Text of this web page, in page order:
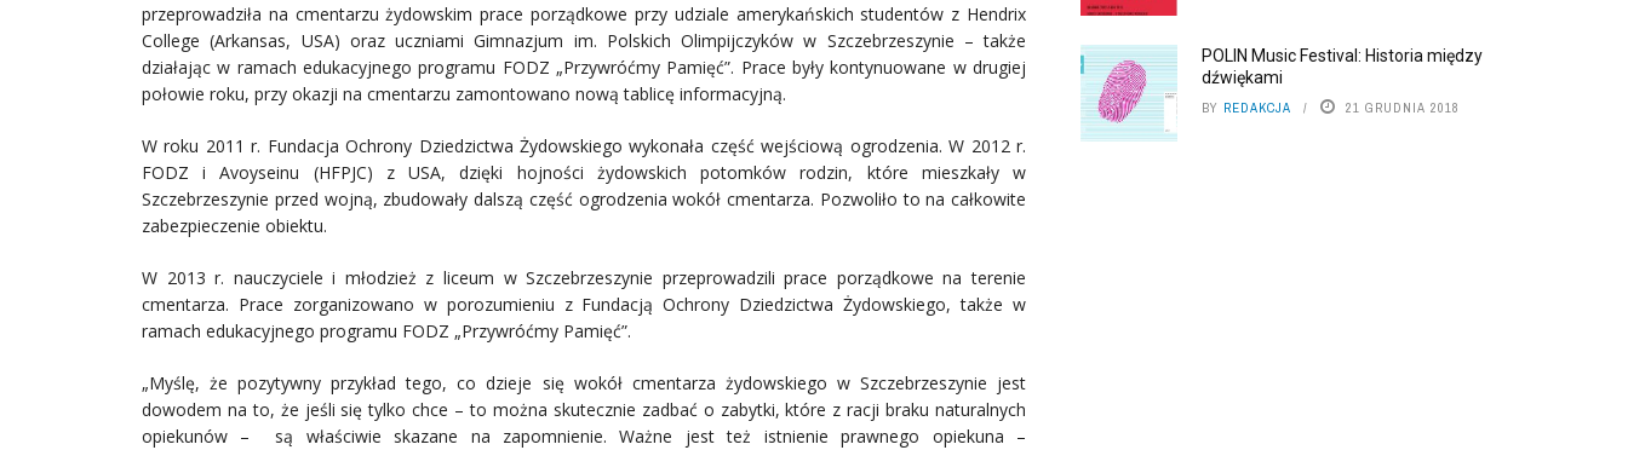
przeprowadziła na cmentarzu żydowskim prace porządkowe przy udziale amerykańskich studentów z Hendrix
College (Arkansas, USA) oraz uczniami Gimnazjum im. Polskich Olimpijczyków w Szczebrzeszynie – także
działając w ramach edukacyjnego programu FODZ „Przywróćmy Pamięć”. Prace były kontynuowane w drugiej
połowie roku, przy okazji na cmentarzu zamontowano nową tablicę informacyjną.
W roku 2011 r. Fundacja Ochrony Dziedzictwa Żydowskiego wykonała część wejściową ogrodzenia. W 2012 r.
FODZ i Avoyseinu (HFPJC) z USA, dzięki hojności żydowskich potomków rodzin, które mieszkały w
Szczebrzeszynie przed wojną, zbudowały dalszą część ogrodzenia wokół cmentarza. Pozwoliło to na całkowite
zabezpieczenie obiektu.
W 2013 r. nauczyciele i młodzież z liceum w Szczebrzeszynie przeprowadzili prace porządkowe na terenie
cmentarza. Prace zorganizowano w porozumieniu z Fundacją Ochrony Dziedzictwa Żydowskiego, także w
ramach edukacyjnego programu FODZ „Przywróćmy Pamięć”.
„Myślę, że pozytywny przykład tego, co dzieje się wokół cmentarza żydowskiego w Szczebrzeszynie jest
dowodem na to, że jeśli się tylko chce – to można skutecznie zadbać o zabytki, które z racji braku naturalnych
opiekunów – są właściwie skazane na zapomnienie. Ważne jest też istnienie prawnego opiekuna –
POLIN Music Festival: Historia między
dźwiękami
BY REDAKCJA 21 GRUDNIA 2018